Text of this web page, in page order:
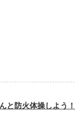
防火体操しよう